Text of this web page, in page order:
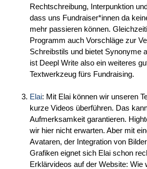
Rechtschreibung, Interpunktion
dass uns Fundraiser*innen da
mehr passieren können.
Programm auch Vorschläge zur
Schreibstils und bietet Synonyme
ist Deepl Write also ein weiteres
Textwerkzeug fürs Fundraising.
Elai: Mit Elai können wir unseren
kurze Videos überführen. Das
Aufmerksamkeit garantieren.
wir hier nicht erwarten. Aber mit
Avataren, der Integration von
Grafiken eignet sich Elai schon
Erklärvideos auf der Website: Wie